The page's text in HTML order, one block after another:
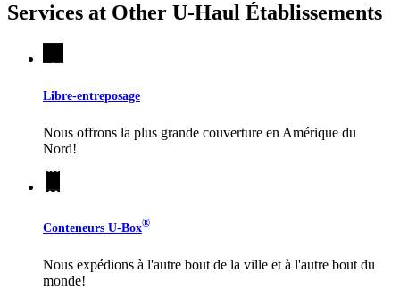
Services at Other U-Haul Établissements
Libre-entreposage
Nous offrons la plus grande couverture en Amérique du
Nord!
Conteneurs U-Box®
Nous expédions à l'autre bout de la ville et à l'autre bout du
monde!